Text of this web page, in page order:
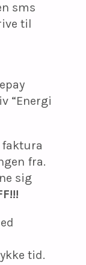
sms
til
“Energi
fra.
sig
tid.